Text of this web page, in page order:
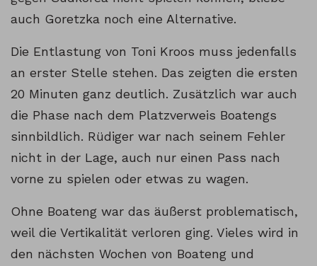
auch Goretzka noch eine Alternative.
Die Entlastung von Toni Kroos muss jedenfalls
an erster Stelle stehen. Das zeigten die ersten
20 Minuten ganz deutlich. Zusätzlich war auch
die Phase nach dem Platzverweis Boatengs
sinnbildlich. Rüdiger war nach seinem Fehler
nicht in der Lage, auch nur einen Pass nach
vorne zu spielen oder etwas zu wagen.
Ohne Boateng war das äußerst problematisch,
weil die Vertikalität verloren ging. Vieles wird in
den nächsten Wochen von Boateng und